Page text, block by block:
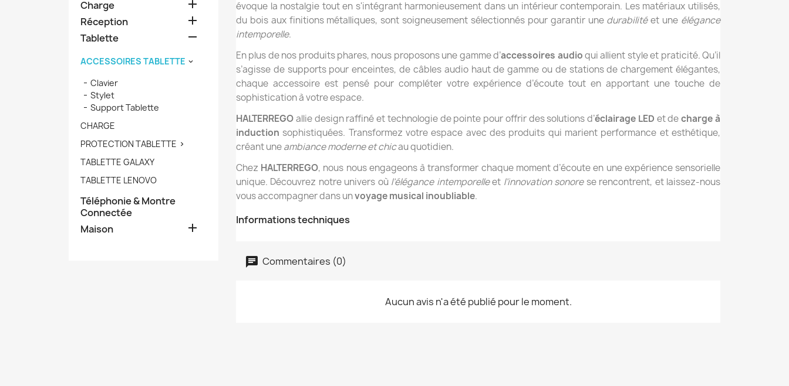
Charge 
Réception 
Tablette 
ACCESSOIRES TABLETTE 
Clavier
Stylet
Support Tablette
CHARGE
PROTECTION TABLETTE 
TABLETTE GALAXY
TABLETTE LENOVO
Téléphonie & Montre
Connectée
Maison

évoque la nostalgie tout en s'intégrant harmonieusement dans un intérieur contemporain. Les matériaux utilisés,
du bois aux finitions métalliques, sont soigneusement sélectionnés pour garantir une durabilitéet une élégance
intemporelle.
En plus de nos produits phares, nous proposons une gamme d’accessoires audioqui allient style et praticité. Qu’il
s’agisse de supports pour enceintes, de câbles audio haut de gamme ou de stations de chargement élégantes,
chaque accessoire est pensé pour compléter votre expérience d’écoute tout en apportant une touche de
sophistication à votre espace.
HALTERREGOallie design raffiné et technologie de pointe pour offrir des solutions d’éclairage LED et decharge à
induction sophistiquées. Transformez votre espace avec des produits qui marient performance et esthétique,
créant uneambiance moderne et chicau quotidien.
Chez HALTERREGO, nous nous engageons à transformer chaque moment d’écoute en une expérience sensorielle
unique. Découvrez notre univers où l’élégance intemporelleet l’innovation sonorese rencontrent, et laissez-nous
vous accompagner dans unvoyage musical inoubliable.
Informations techniques
Commentaires (0)
Aucun avis n'a été publié pour le moment.